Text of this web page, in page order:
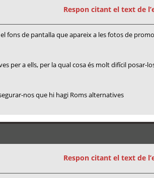
Respon citant el text de
fons de pantalla que apareix a les fotos de
per a ells, per la qual cosa és molt difícil posar-
nos que hi hagi Roms alternatives
Respon citant el text de